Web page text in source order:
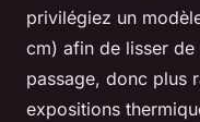
privilégiez un
cm) afin de lisser de
passage, donc plus
expositions